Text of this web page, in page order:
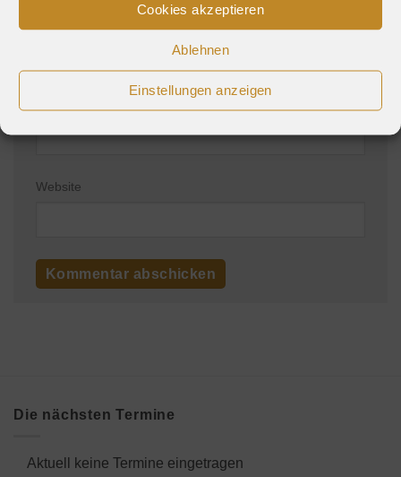
Cookies akzeptieren
Ablehnen
Einstellungen anzeigen
Website
Die nächsten Termine
Aktuell keine Termine eingetragen